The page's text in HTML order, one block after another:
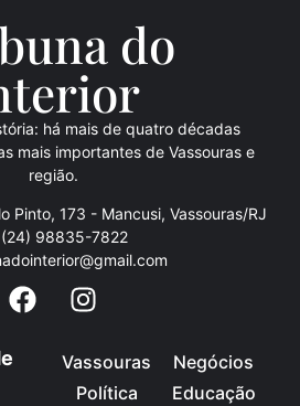
do
rior
há mais de quatro décadas
mais importantes de Vassouras e
região.
Pinto, 173 - Mancusi, Vassouras/RJ
(24) 98835-7822
Vassouras
Política
Negócios
Educação